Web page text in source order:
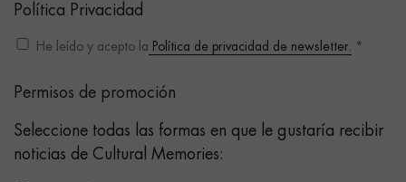
Política Privacidad
He leído y acepto la Política de privacidad de newsletter. *
Permisos de promoción
Seleccione todas las formas en que le gustaría recibir
noticias de Cultural Memories: